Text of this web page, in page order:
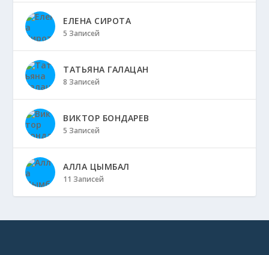
ЕЛЕНА СИРОТА
5 Записей
ТАТЬЯНА ГАЛАЦАН
8 Записей
ВИКТОР БОНДАРЕВ
5 Записей
АЛЛА ЦЫМБАЛ
11 Записей